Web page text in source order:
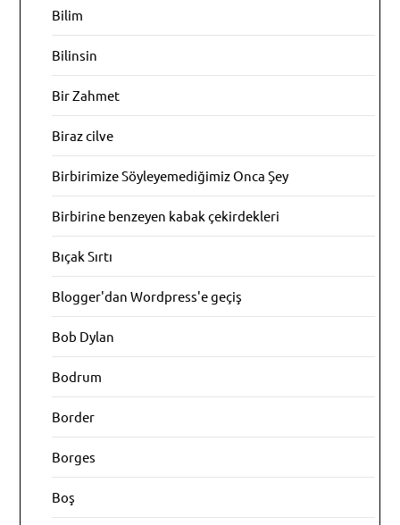
Bilim
Bilinsin
Bir Zahmet
Biraz cilve
Birbirimize Söyleyemediğimiz Onca Şey
Birbirine benzeyen kabak çekirdekleri
Bıçak Sırtı
Blogger'dan Wordpress'e geçiş
Bob Dylan
Bodrum
Border
Borges
Boş